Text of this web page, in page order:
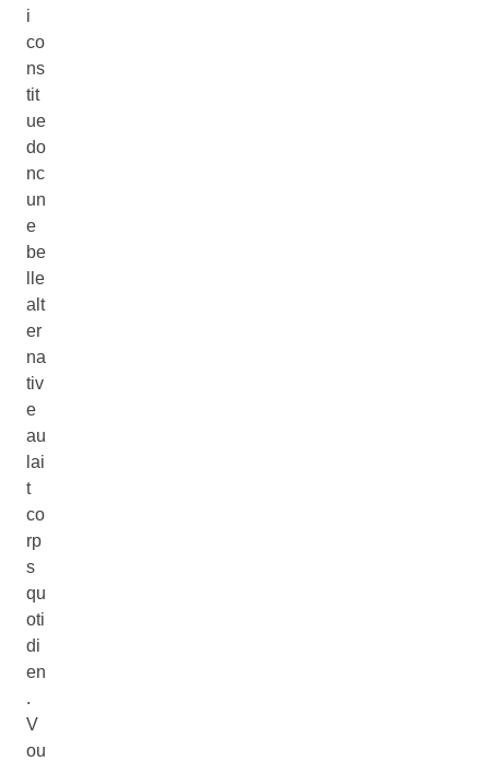
i
co
ns
tit
ue
do
nc
un
e
be
lle
alt
er
na
tiv
e
au
lai
t
co
rp
s
qu
oti
di
en
.
V
ou